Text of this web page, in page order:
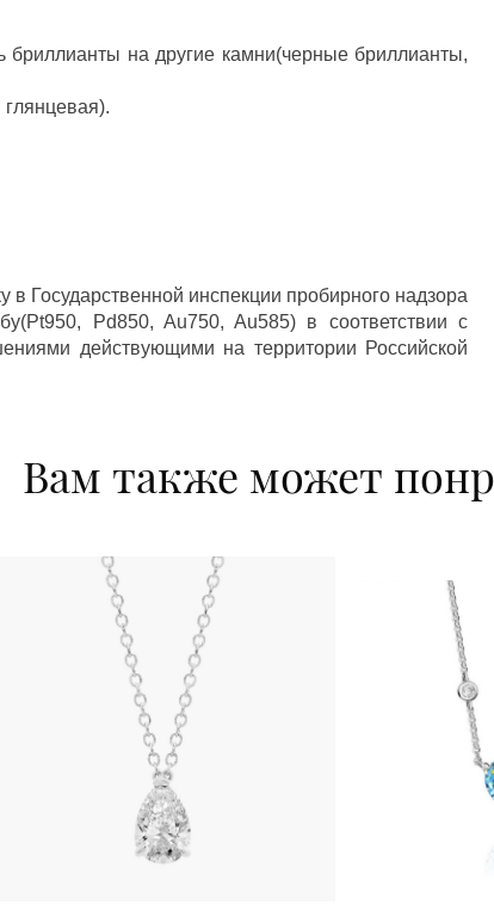
бриллианты на другие камни(черные бриллианты,
Государственной инспекции пробирного надзора
Pd850, Au750, Au585) в соответствии с
действующими на территории Российской
Вам также может